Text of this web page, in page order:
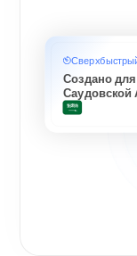
Создано для
Саудовской